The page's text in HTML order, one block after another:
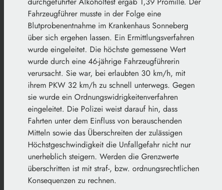
Fahrzeugführer musste in der Folge eine
Blutprobenentnahme im Krankenhaus Sonneberg
über sich ergehen lassen. Ein Ermittlungsverfahren
wurde eingeleitet. Die höchste gemessene Wert
wurde durch eine 46-jährige Fahrzeugführerin
verursacht. Sie war, bei erlaubten 30 km/h, mit
ihrem PKW 32 km/h zu schnell unterwegs. Gegen
sie wurde ein Ordnungswidrigkeitenverfahren
eingeleitet. Die Polizei weist darauf hin, dass
Fahrten unter dem Einfluss von berauschenden
Mitteln sowie das Überschreiten der zulässigen
Höchstgeschwindigkeit die Unfallgefahr nicht nur
unerheblich steigern. Werden die Grenzwerte
überschritten ist mit straf-, bzw. ordnungsrechtlichen
Konsequenzen zu rechnen.